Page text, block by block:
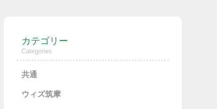
カテゴリー
Categories
共通
ウィズ筑摩